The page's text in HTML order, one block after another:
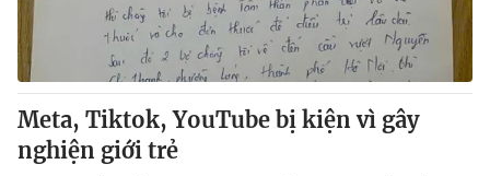
Meta, Tiktok, YouTube bị kiện vì gây
nghiện giới trẻ